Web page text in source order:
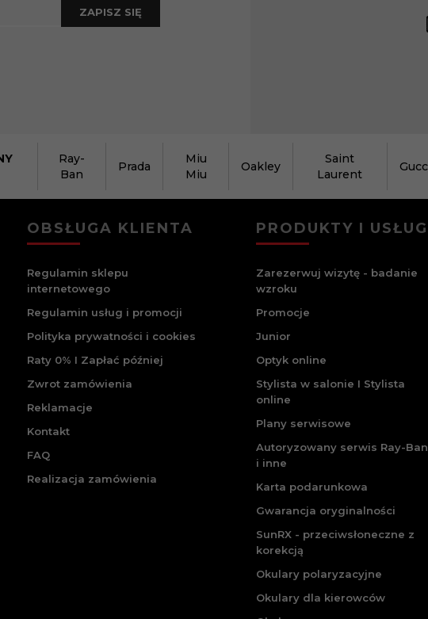
ZAPISZ SIĘ
Ray-
Ban
Prada
Miu
Miu
Oakley
Saint
Laurent
OBSŁUGA KLIENTA
Regulamin sklepu
internetowego
Regulamin usług i promocji
Polityka prywatności i cookies
Raty 0% I Zapłać później
Zwrot zamówienia
Reklamacje
Kontakt
FAQ
Realizacja zamówienia
PRODUKTY I
Zarezerwuj wizytę - badanie
wzroku
Promocje
Junior
Optyk online
Stylista w salonie I Stylista
online
Plany serwisowe
Autoryzowany serwis Ray-Ban
i inne
Karta podarunkowa
Gwarancja oryginalności
SunRX - przeciwsłoneczne z
korekcją
Okulary polaryzacyjne
Okulary dla kierowców